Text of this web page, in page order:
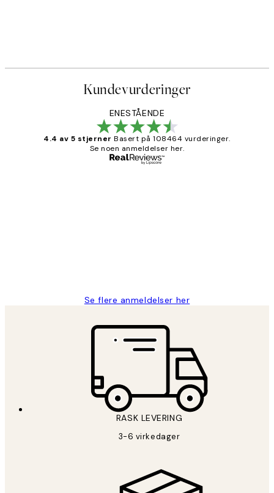
Kundevurderinger
ENESTÅENDE
4.4 av 5 stjerner Basert på 108464 vurderinger.
Se noen anmeldelser her.
Se flere anmeldelser her
RASK LEVERING
3-6 virkedager